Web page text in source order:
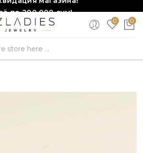
по 200,000 сум!
количество ограничено!❤️!0 0